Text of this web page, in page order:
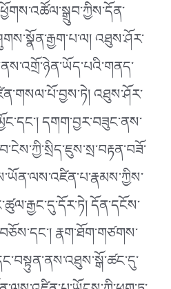
འཐུས་ཤོར་
འཐུས་ཤོར་
དགག་བྱར་བཟུང་ནས་
དོན་དངོས་
རྣག་ཐོག་གཙགས་